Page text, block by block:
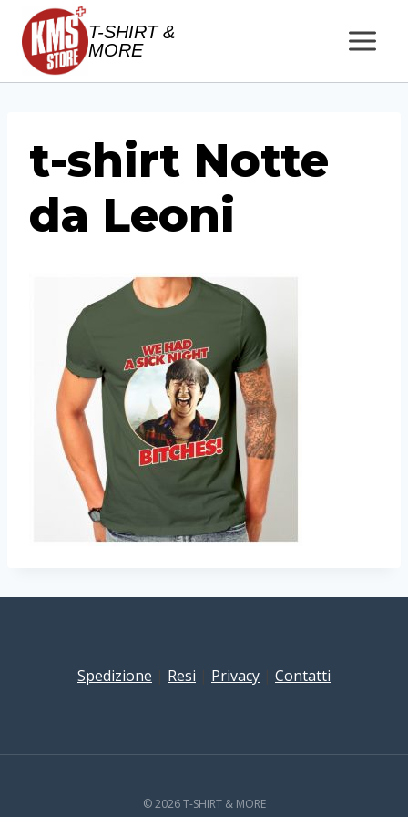
Salta
contenuto
T-SHIRT &
MORE
t-shirt Notte
da Leoni
Spedizione Resi Privacy Contatti
© 2026 T-SHIRT & MORE